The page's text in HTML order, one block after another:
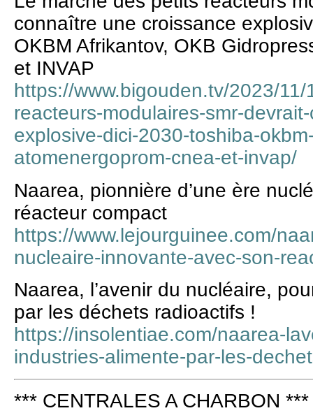
connaître une croissance
OKBM Afrikantov, OKB
et INVAP
https://www.bigouden.tv/2023/
reacteurs-modulaires-smr-
explosive-dici-2030-toshiba-
atomenergoprom-cnea-et-invap/
Naarea, pionnière d’une ère
réacteur compact
https://www.lejourguinee.com/
nucleaire-innovante-avec-son-
Naarea, l’avenir du nucléaire,
par les déchets radioactifs !
https://insolentiae.com/naarea-
industries-alimente-par-les-
*** CENTRALES A CHARBON ***